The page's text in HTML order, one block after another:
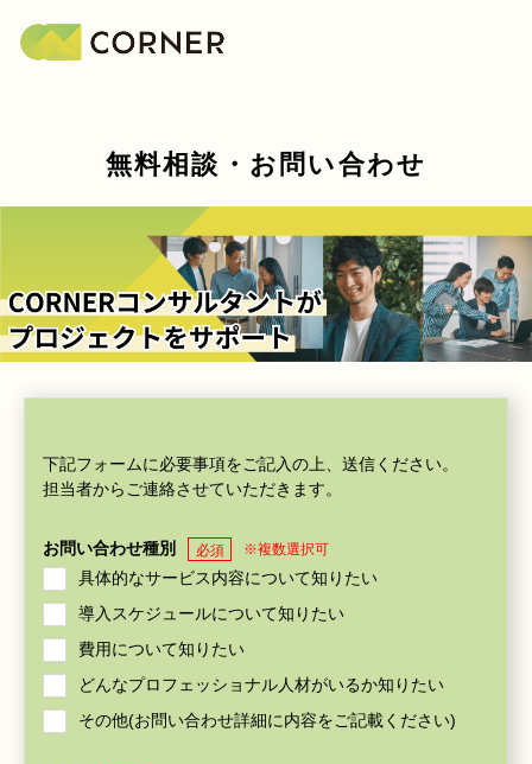
無料相談・お問い合わせ
下記フォームに必要事項をご記入の上、送信ください。
担当者からご連絡させていただきます。
お問い合わせ種別 必須 ※複数選択可
具体的なサービス内容について知りたい
導入スケジュールについて知りたい
費用について知りたい
どんなプロフェッショナル人材がいるか知りたい
その他(お問い合わせ詳細に内容をご記載ください)